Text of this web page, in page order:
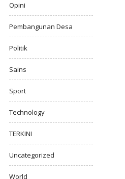
Opini
Pembangunan Desa
Politik
Sains
Sport
Technology
TERKINI
Uncategorized
World